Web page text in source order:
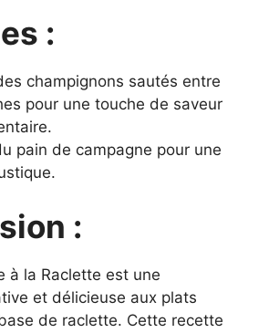
:
champignons sautés entre
pour une touche de saveur
pain de campagne pour une
:
à la Raclette est une
et délicieuse aux plats
de raclette. Cette recette